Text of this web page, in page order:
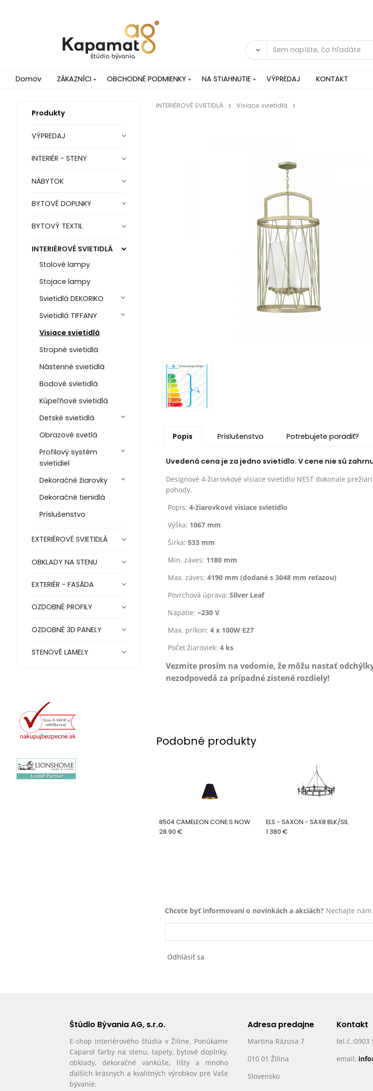
Domov ZÁKAZNÍCI OBCHODNÉ PODMIENKY NA STIAHNUTIE VÝPREDAJ KONTAKT
Produkty
VÝPREDAJ
INTERIÉR - STENY
NÁBYTOK
BYTOVÉ DOPLNKY
BYTOVÝ TEXTIL
INTERIÉROVÉ SVIETIDLÁ
Stolové lampy
Stojace lampy
Svietidlá DEKORIKO
Svietidlá TIFFANY
Visiace svietidlá
Stropné svietidlá
Nástenné svietidlá
Bodové svietidlá
Kúpeľňové svietidlá
Detské svietidlá
Obrazové svetlá
Profilový systém
svietidiel
Dekoračné žiarovky
Dekoračné tienidlá
Príslušenstvo
EXTERIÉROVÉ SVIETIDLÁ
OBKLADY NA STENU
EXTERIÉR - FASÁDA
OZDOBNÉ PROFILY
OZDOBNÉ 3D PANELY
STENOVÉ LAMELY
INTERIÉROVÉ SVIETIDLÁ Visiace svietidlá
Popis Príslušenstvo Potrebujete poradiť?
Uvedená cena je za jedno svietidlo. V cene nie sú
Designové 4-žiarovkové visiace svietidlo NEST dokonale
pohody.
Popis: 4-žiarovkové visiace svietidlo
Výška: 1067 mm
Šírka: 533 mm
Min. záves: 1180 mm
Max. záves: 4190 mm (dodané s 3048 mm reťazou)
Povrchová úprava: Silver Leaf
Napätie: ~230 V
Max. príkon: 4 x 100W E27
Počet žiaroviek: 4 ks
Vezmite prosím na vedomie, že môžu nastať
nezodpovedá za prípadné zistené rozdiely!
Podobné produkty
8504 CAMELEON CONE S NOW
28.90 €
ELS - SAXON - SAX8 BLK/SIL
1 380 €
Chcete byť informovaní o novinkách a akciách? Nechajte
Odhlásiť sa
Štúdio Bývania AG, s.r.o.
E-shop interiérového štúdia v Žiline. Ponúkame
Caparol farby na stenu, tapety, bytové doplnky,
obklady, dekoračné vankúše, lišty a mnoho
ďalších krásnych a kvalitných výrobkov pre Vaše
bývanie.
Adresa predajne
Martina Rázusa 7
010 01 Žilina
Slovensko
Kontakt
tel.č.:0903
email: